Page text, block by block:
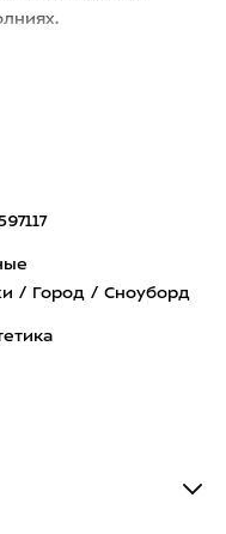
/ Город / Сноуборд